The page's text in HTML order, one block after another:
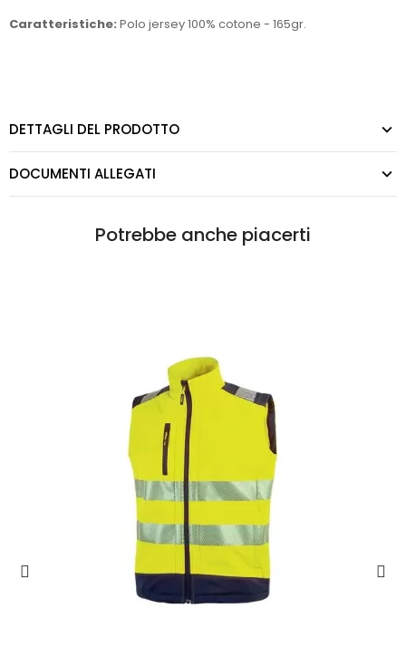
Caratteristiche: Polo jersey 100% cotone - 165gr.
DETTAGLI DEL PRODOTTO
DOCUMENTI ALLEGATI
Potrebbe anche piacerti